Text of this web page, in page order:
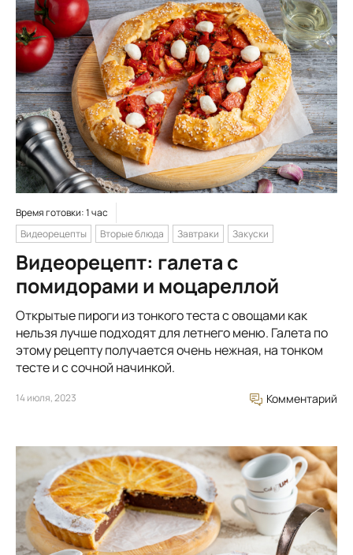
Время готовки: 1 час
Видеорецепты
Вторые блюда Завтраки Закуски
Видеорецепт: галета с
помидорами и моцареллой
Открытые пироги из тонкого теста с овощами как
нельзя лучше подходят для летнего меню. Галета по
этому рецепту получается очень нежная, на тонком
тесте и с сочной начинкой.
14 июля, 2023 Комментарий